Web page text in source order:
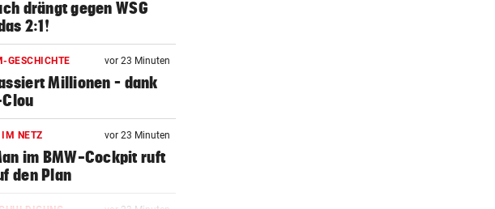
drängt gegen WSG
2:1!
GESCHICHTE vor 23 Minuten
Millionen – dank
IM NETZ vor 23 Minuten
im BMW-Cockpit ruft
den Plan